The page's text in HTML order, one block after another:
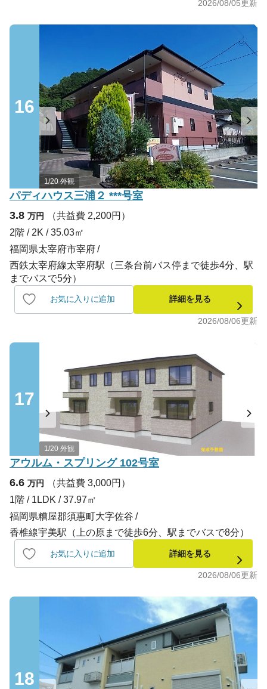
2026/08/05更新
16
1/20 外観
パディハウス三浦２ ***号室
3.8 万円
（共益費 2,200円）
2階 / 2K / 35.03㎡
福岡県太宰府市宰府
西鉄太宰府線太宰府駅（三条台前バス停まで徒歩4分、駅
までバスで5分）
お気に入りに追加 詳細を見る
2026/08/06更新
17
1/20 外観
アウルム・スプリング 102号室
6.6 万円
（共益費 3,000円）
1階 / 1LDK / 37.97㎡
福岡県糟屋郡須惠町大字佐谷
香椎線宇美駅（上の原まで徒歩6分、駅までバスで8分）
お気に入りに追加 詳細を見る
2026/08/06更新
18